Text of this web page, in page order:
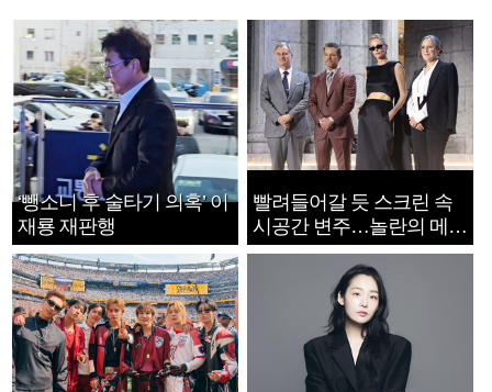
‘뺑소니 후 술타기 의혹’ 이
재룡 재판행
빨려들어갈 듯 스크린 속
시공간 변주…놀란의 메시
지는 ‘전쟁 속죄’